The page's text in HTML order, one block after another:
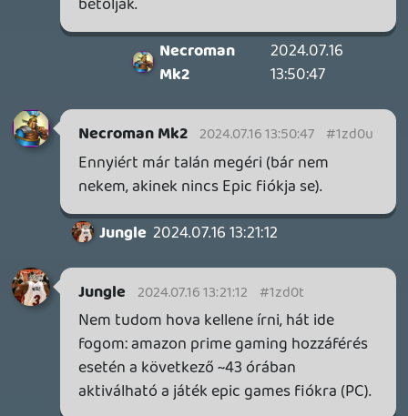
Krisz576- 2 napja
Gears of War E-Day
- 2 napja 2
LEGO ÉpítőKockák
- 4 napja 1141
Viccek, jó poénok jöhetnek!
Necroman Mk2- 6 napja 9462
Youtuberek
CHASE- 7 napja 63
Kedvenc jelenetek filmek/sorozat
CHASE- 8 napja 142